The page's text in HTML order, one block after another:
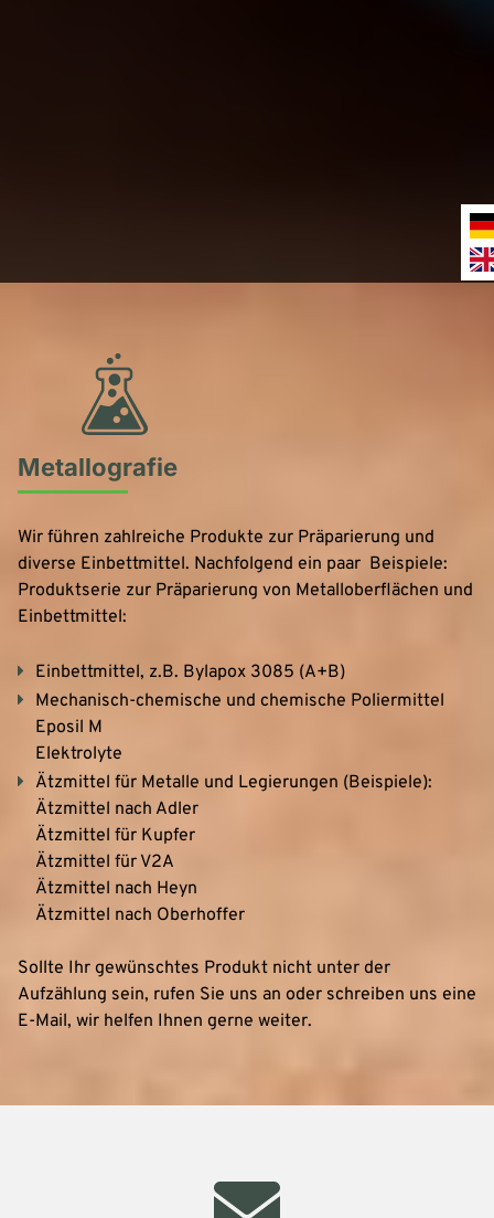
Metallografie
Wir führen zahlreiche Produkte zur Präparierung und
diverse Einbettmittel. Nachfolgend ein paar Beispiele:
Produktserie zur Präparierung von Metalloberflächen und
Einbettmittel:
Einbettmittel, z.B. Bylapox 3085 (A+B)
Mechanisch-chemische und chemische Poliermittel
Eposil M
Elektrolyte
Ätzmittel für Metalle und Legierungen (Beispiele):
Ätzmittel nach Adler
Ätzmittel für Kupfer
Ätzmittel für V2A
Ätzmittel nach Heyn
Ätzmittel nach Oberhoffer
Sollte Ihr gewünschtes Produkt nicht unter der
Aufzählung sein, rufen Sie uns an oder schreiben uns eine
E-Mail, wir helfen Ihnen gerne weiter.